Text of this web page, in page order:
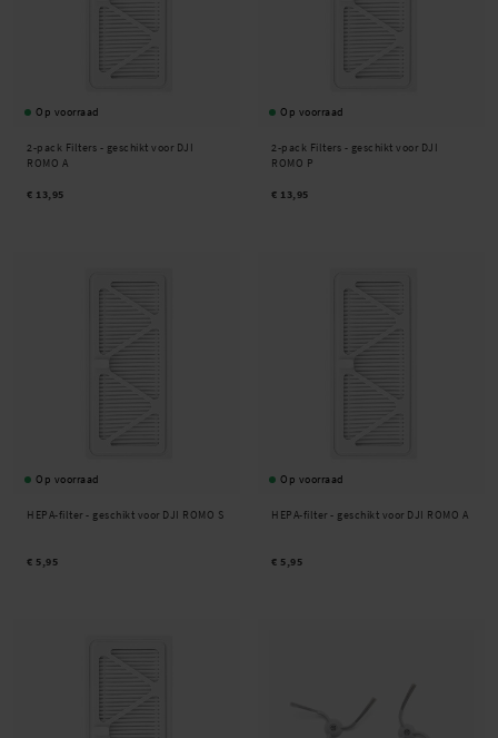
Op voorraad
2-pack Filters - geschikt voor DJI
ROMO A
€ 13,95
Op voorraad
2-pack Filters - geschikt voor DJI
ROMO P
€ 13,95
Op voorraad
HEPA-filter - geschikt voor DJI ROMO S
€ 5,95
Op voorraad
HEPA-filter - geschikt voor DJI ROMO A
€ 5,95